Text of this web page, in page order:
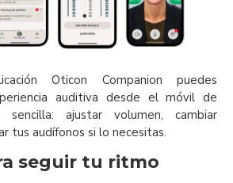
Oticon Companion puedes
auditiva desde el móvil de
ajustar volumen, cambiar
tus audífonos si lo necesitas.
seguir tu ritmo